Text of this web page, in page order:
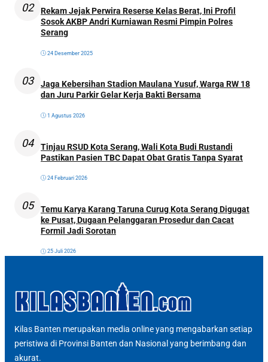
02
Rekam Jejak Perwira Reserse Kelas Berat, Ini Profil
Sosok AKBP Andri Kurniawan Resmi Pimpin Polres
Serang
24 Desember 2025
03
Jaga Kebersihan Stadion Maulana Yusuf, Warga RW 18
dan Juru Parkir Gelar Kerja Bakti Bersama
1 Agustus 2026
04
Tinjau RSUD Kota Serang, Wali Kota Budi Rustandi
Pastikan Pasien TBC Dapat Obat Gratis Tanpa Syarat
24 Februari 2026
05
Temu Karya Karang Taruna Curug Kota Serang Digugat
ke Pusat, Dugaan Pelanggaran Prosedur dan Cacat
Formil Jadi Sorotan
25 Juli 2026
Kilas Banten merupakan media online yang mengabarkan setiap
peristiwa di Provinsi Banten dan Nasional yang berimbang dan
akurat.